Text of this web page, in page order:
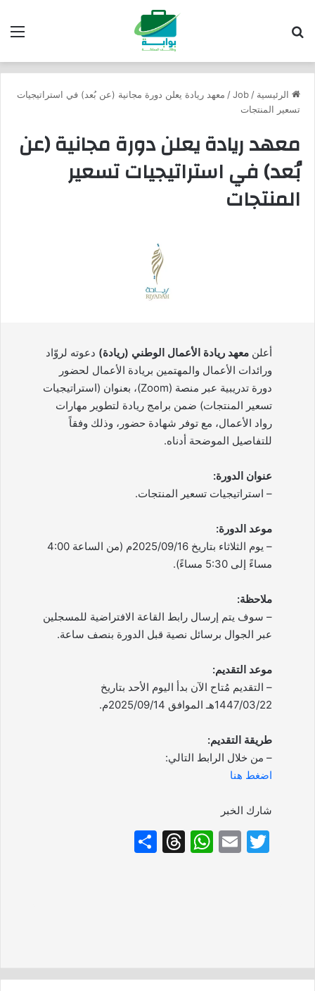
الرئيسية /
Job
/ معهد ريادة يعلن دورة مجانية (عن بُعد) في استراتيجيات
تسعير المنتجات
معهد ريادة يعلن دورة مجانية (عن
بُعد) في استراتيجيات تسعير
المنتجات
أعلن معهد ريادة الأعمال الوطني (ريادة) دعوته لروّاد
ورائدات الأعمال والمهتمين بريادة الأعمال لحضور
دورة تدريبية عبر منصة (Zoom)، بعنوان (استراتيجيات
تسعير المنتجات) ضمن برامج ريادة لتطوير مهارات
رواد الأعمال، مع توفر شهادة حضور، وذلك وفقاً
للتفاصيل الموضحة أدناه.
عنوان الدورة:
– استراتيجيات تسعير المنتجات.
موعد الدورة:
– يوم الثلاثاء بتاريخ 2025/09/16م (من الساعة 4:00
مساءً إلى 5:30 مساءً).
ملاحظة:
– سوف يتم إرسال رابط القاعة الافتراضية للمسجلين
عبر الجوال برسائل نصية قبل الدورة بنصف ساعة.
موعد التقديم:
– التقديم مُتاح الآن بدأ اليوم الأحد بتاريخ
1447/03/22هـ الموافق 2025/09/14م.
طريقة التقديم:
– من خلال الرابط التالي:
اضغط هنا
شارك الخبر
T
E
W
p
T